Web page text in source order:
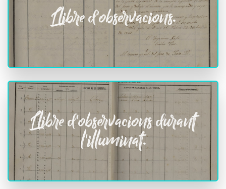
Llibre d'observacions.
Llibre d'observacions durant
l'illuminat.